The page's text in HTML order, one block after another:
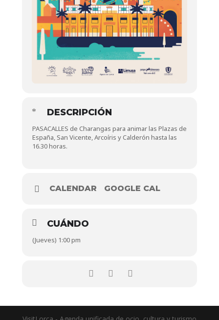
DESCRIPCIÓN
PASACALLES de Charangas para animar las Plazas de
España, San Vicente, Arcoíris y Calderón hasta las
16.30 horas.
CALENDAR GOOGLE CAL
CUÁNDO
(Jueves) 1:00 pm